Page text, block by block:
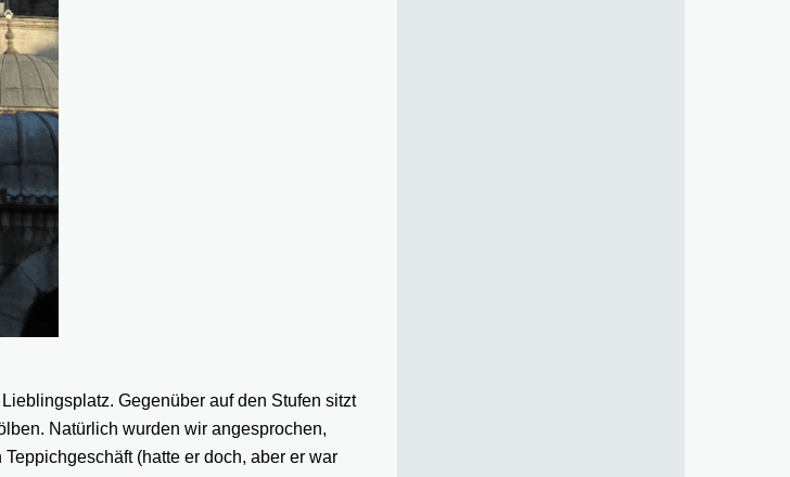
Gegenüber auf den Stufen sitzt
Natürlich wurden wir angesprochen,
(hatte er doch, aber er war